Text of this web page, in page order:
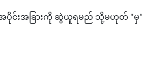
င်းအခြားကို ဆွဲယူရမည် သို့မဟုတ် "မှ